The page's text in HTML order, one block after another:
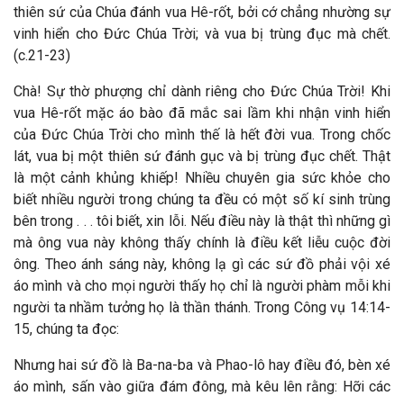
thiên sứ của Chúa đánh vua Hê-rốt, bởi cớ chẳng nhường sự
vinh hiển cho Đức Chúa Trời; và vua bị trùng đục mà chết.
(c.21-23)
Chà! Sự thờ phượng chỉ dành riêng cho Đức Chúa Trời! Khi
vua Hê-rốt mặc áo bào đã mắc sai lầm khi nhận vinh hiển
của Đức Chúa Trời cho mình thế là hết đời vua. Trong chốc
lát, vua bị một thiên sứ đánh gục và bị trùng đục chết. Thật
là một cảnh khủng khiếp! Nhiều chuyên gia sức khỏe cho
biết nhiều người trong chúng ta đều có một số kí sinh trùng
bên trong . . . tôi biết, xin lỗi. Nếu điều này là thật thì những gì
mà ông vua này không thấy chính là điều kết liễu cuộc đời
ông. Theo ánh sáng này, không lạ gì các sứ đồ phải vội xé
áo mình và cho mọi người thấy họ chỉ là người phàm mỗi khi
người ta nhầm tưởng họ là thần thánh. Trong Công vụ 14:14-
15, chúng ta đọc:
Nhưng hai sứ đồ là Ba-na-ba và Phao-lô hay điều đó, bèn xé
áo mình, sấn vào giữa đám đông, mà kêu lên rằng: Hỡi các